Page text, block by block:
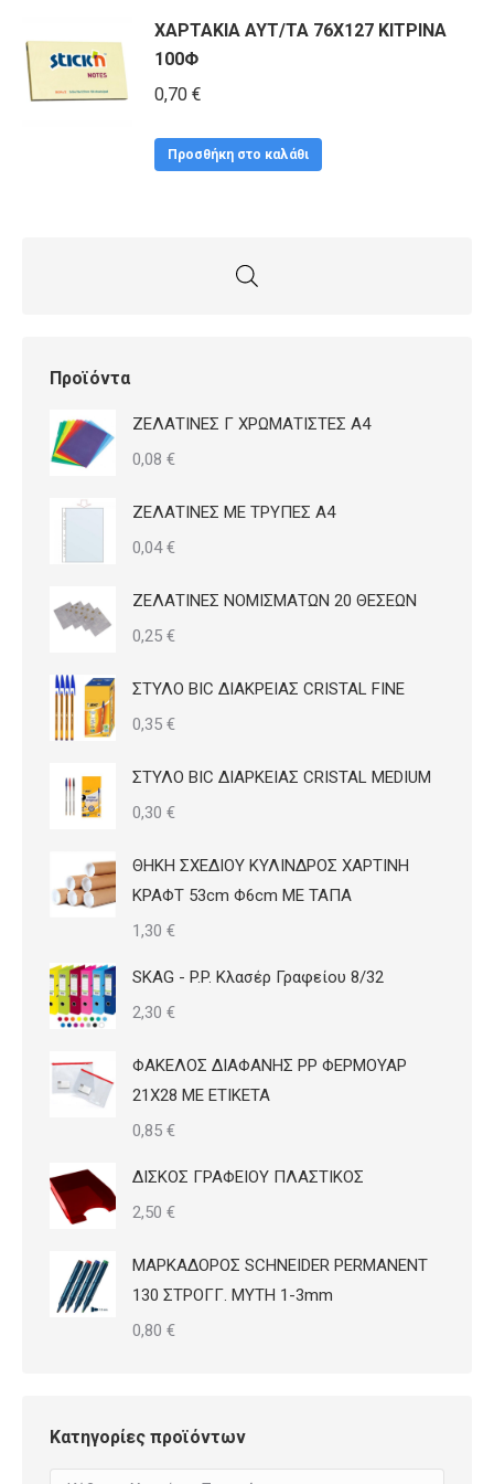
ΧΑΡΤΑΚΙΑ ΑΥΤ/ΤΑ 76Χ127 ΚΙΤΡΙΝΑ
100Φ
0,70 €
Προσθήκη στο καλάθι
Προϊόντα
ΖΕΛΑΤΙΝΕΣ Γ ΧΡΩΜΑΤΙΣΤΕΣ Α4
0,08 €
ΖΕΛΑΤΙΝΕΣ ΜΕ ΤΡΥΠΕΣ Α4
0,04€
ΖΕΛΑΤΙΝΕΣ ΝΟΜΙΣΜΑΤΩΝ 20 ΘΕΣΕΩΝ
0,25 €
ΣΤΥΛΟ BIC ΔΙΑΚΡΕΙΑΣ CRISTAL FINE
0,35 €
ΣΤΥΛΟ BIC ΔΙΑΡΚΕΙΑΣ CRISTAL MEDIUM
0,30 €
ΘΗΚΗ ΣΧΕΔΙΟΥ ΚΥΛΙΝΔΡΟΣ ΧΑΡΤΙΝΗ
ΚΡΑΦΤ 53cm Φ6cm ΜΕ ΤΑΠΑ
1,30 €
SKAG - P.P. Κλασέρ Γραφείου 8/32
2,30 €
ΦΑΚΕΛΟΣ ΔΙΑΦΑΝΗΣ PP ΦΕΡΜΟΥΑΡ
21Χ28 ΜΕ ΕΤΙΚΕΤΑ
0,85 €
ΔΙΣΚΟΣ ΓΡΑΦΕΙΟΥ ΠΛΑΣΤΙΚΟΣ
2,50 €
ΜΑΡΚΑΔΟΡΟΣ SCHNEIDER PERMANENT
130 ΣΤΡΟΓΓ. ΜΥΤΗ 1-3mm
0,80 €
Κατηγορίες προϊόντων